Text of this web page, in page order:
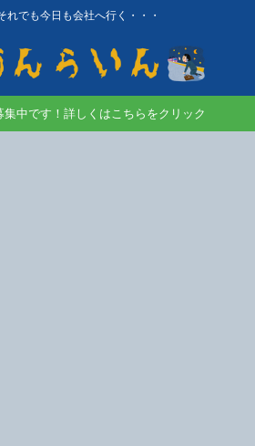
れでも今日も会社へ行く・・・
中です！詳しくはこちらをクリック